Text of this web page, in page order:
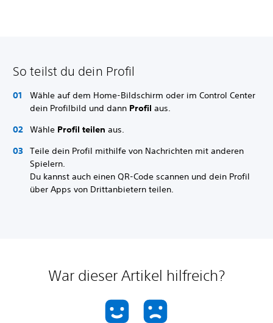
So teilst du dein Profil
Wähle auf dem Home-Bildschirm oder im Control Center
dein Profilbild und dann Profil aus.
Wähle Profil teilen aus.
Teile dein Profil mithilfe von Nachrichten mit anderen
Spielern.
Du kannst auch einen QR-Code scannen und dein Profil
über Apps von Drittanbietern teilen.
War dieser Artikel hilfreich?